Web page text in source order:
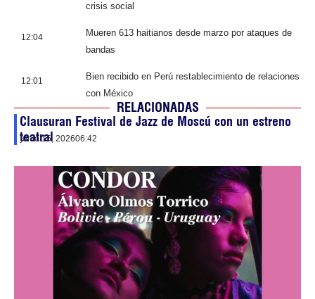
crisis social
12:04
Mueren 613 haitianos desde marzo por ataques de
bandas
12:01
Bien recibido en Perú restablecimiento de relaciones
con México
RELACIONADAS
Clausuran Festival de Jazz de Moscú con un estreno
teatral
junio 15, 202606:42